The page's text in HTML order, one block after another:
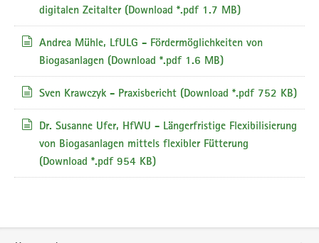
digitalen Zeitalter (Download *.pdf 1.7 MB)
Andrea Mühle, LfULG - Fördermöglichkeiten von
Biogasanlagen (Download *.pdf 1.6 MB)
Sven Krawczyk - Praxisbericht (Download *.pdf 752 KB)
Dr. Susanne Ufer, HfWU - Längerfristige Flexibilisierung
von Biogasanlagen mittels flexibler Fütterung
(Download *.pdf 954 KB)